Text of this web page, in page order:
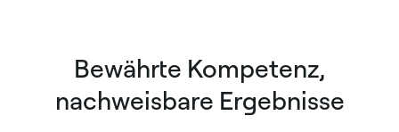
Bewährte Kompetenz,
nachweisbare Ergebnisse